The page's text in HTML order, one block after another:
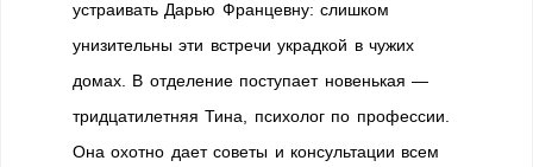
устраивать Дарью Францевну: слишком
унизительны эти встречи украдкой в чужих
домах. В отделение поступает новенькая —
тридцатилетняя Тина, психолог по профессии.
Она охотно дает советы и консультации всем